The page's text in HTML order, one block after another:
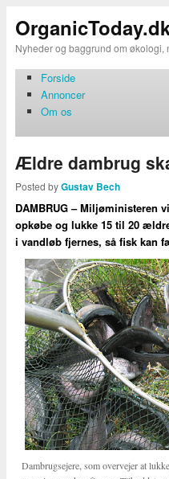
Nyheder og baggrund om økologi,
Forside
Annoncer
Om os
Ældre dambrug
Posted byGustav Bech
DAMBRUG – Miljøministeren
opkøbe og lukke 15 til 20
i vandløb fjernes, så fisk kan
Dambrugsejere, som overvejer at